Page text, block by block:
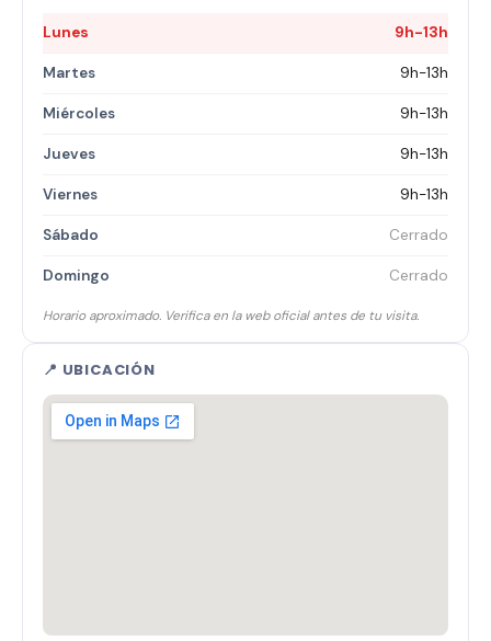
Lunes 9h-13h
Martes 9h-13h
Miércoles 9h-13h
Jueves 9h-13h
Viernes 9h-13h
Sábado Cerrado
Domingo Cerrado
Horario aproximado. Verifica en la web oficial antes de tu visita.
📍 UBICACIÓN